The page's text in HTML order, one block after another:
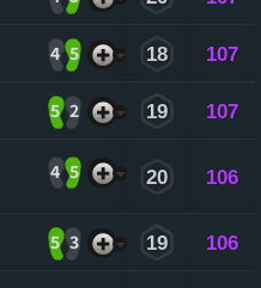
4 5 18 107
5 2 19 107
4 5 20 106
5 3 19 106